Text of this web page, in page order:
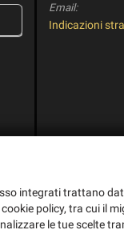
Email:
Indicazioni
integrati trattano
policy, tra cui il
le tue scelte